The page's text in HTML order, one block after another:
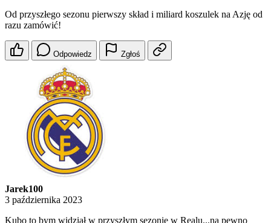
Od przyszłego sezonu pierwszy skład i miliard koszulek na Azję od
razu zamówić!
Odpowiedz Zgłoś
Jarek100
3 października 2023
Kubo to bym widział w przyszłym sezonie w Realu...na pewno